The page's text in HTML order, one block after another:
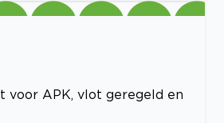
voor APK, vlot geregeld en